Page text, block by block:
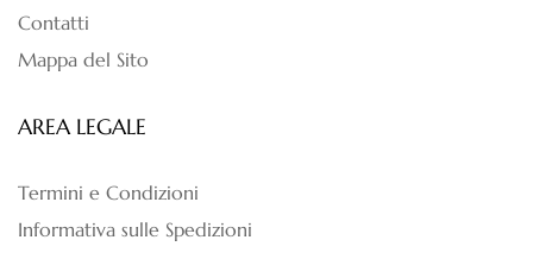
Contatti
Mappa del Sito
AREA LEGALE
Termini e Condizioni
Informativa sulle Spedizioni